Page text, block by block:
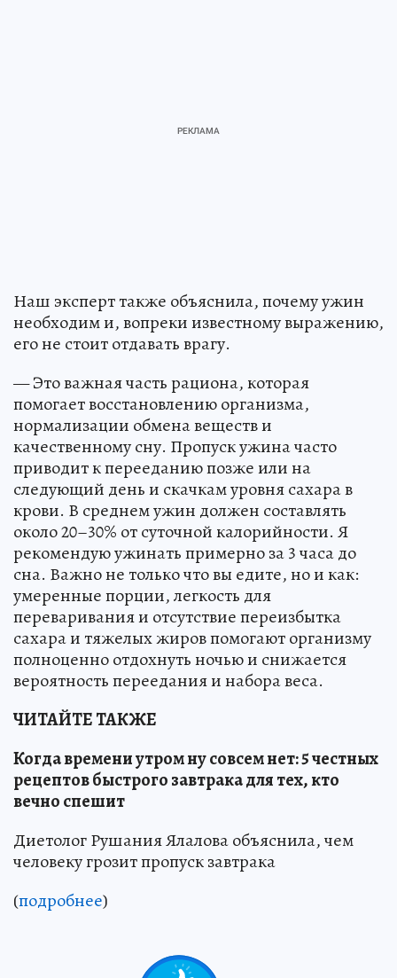
Наш эксперт также объяснила, почему ужин
необходим и, вопреки известному выражению,
его не стоит отдавать врагу.
— Это важная часть рациона, которая
помогает восстановлению организма,
нормализации обмена веществ и
качественному сну. Пропуск ужина часто
приводит к перееданию позже или на
следующий день и скачкам уровня сахара в
крови. В среднем ужин должен составлять
около 20–30% от суточной калорийности. Я
рекомендую ужинать примерно за 3 часа до
сна. Важно не только что вы едите, но и как:
умеренные порции, легкость для
переваривания и отсутствие переизбытка
сахара и тяжелых жиров помогают организму
полноценно отдохнуть ночью и снижается
вероятность переедания и набора веса.
ЧИТАЙТЕ ТАКЖЕ
Когда времени утром ну совсем нет: 5 честных
рецептов быстрого завтрака для тех, кто
вечно спешит
Диетолог Рушания Ялалова объяснила, чем
человеку грозит пропуск завтрака
(подробнее)